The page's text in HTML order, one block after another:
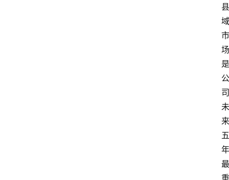
县
域
市
场
是
公
司
未
来
五
年
最
重